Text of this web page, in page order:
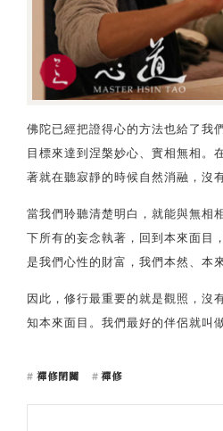
佛陀已經把證得心的方法也給了我
目標來達到涅槃妙心、實相無相。
著就在聽寂靜的時候自然消融，沒
當我們聆聽清楚明白，就能與無相
下所有的妄念執著，回到本來面
是我們心性的財富，我們本然、本
因此，修行最重要的就是觀照，沒
知本來面目。我們最好的伴侶就叫
禪修閉關 禪修